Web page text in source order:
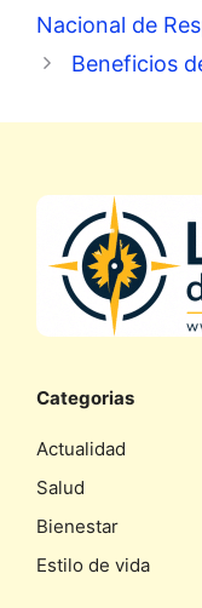
Nacional de
Beneficios
Categorias
Actualidad
Salud
Bienestar
Estilo de vida